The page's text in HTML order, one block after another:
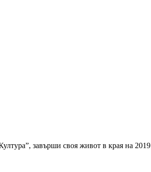
завърши своя живот в края на